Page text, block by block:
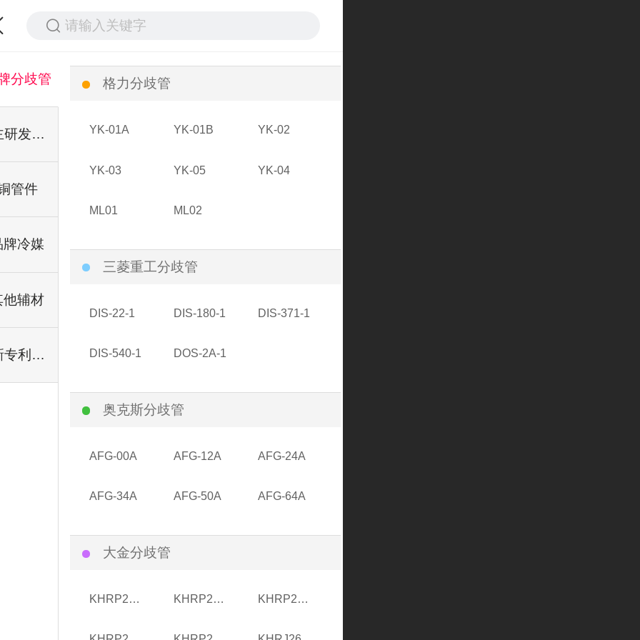
请输入关键字
分歧管
自主研发分歧管
管件
牌冷媒
他辅材
全新专利系列
格力分歧管
YK-01A YK-01B YK-02
YK-03 YK-05 YK-04
ML01 ML02
三菱重工分歧管
DIS-22-1 DIS-180-1 DIS-371-1
DIS-540-1 DOS-2A-1
奥克斯分歧管
AFG-00A AFG-12A AFG-24A
AFG-34A AFG-50A AFG-64A
大金分歧管
KHRP26MC22T KHRP26MC33T KHRP26MC72T